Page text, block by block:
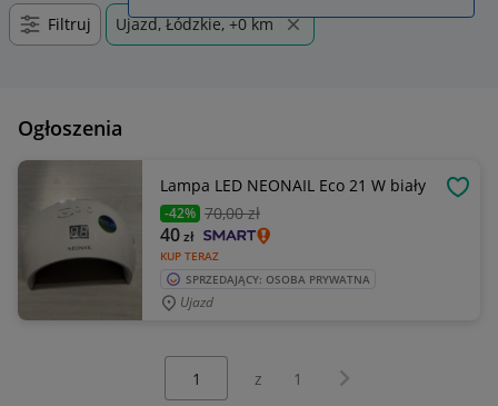
Filtruj Ujazd, Łódzkie, +0 km
Ogłoszenia
Lampa LED NEONAIL Eco 21 W biały
-42% 70,00 zł
KUP TERAZ
40zł
SPRZEDAJĄCY: OSOBA PRYWATNA
Ujazd
z 1 Następna strona